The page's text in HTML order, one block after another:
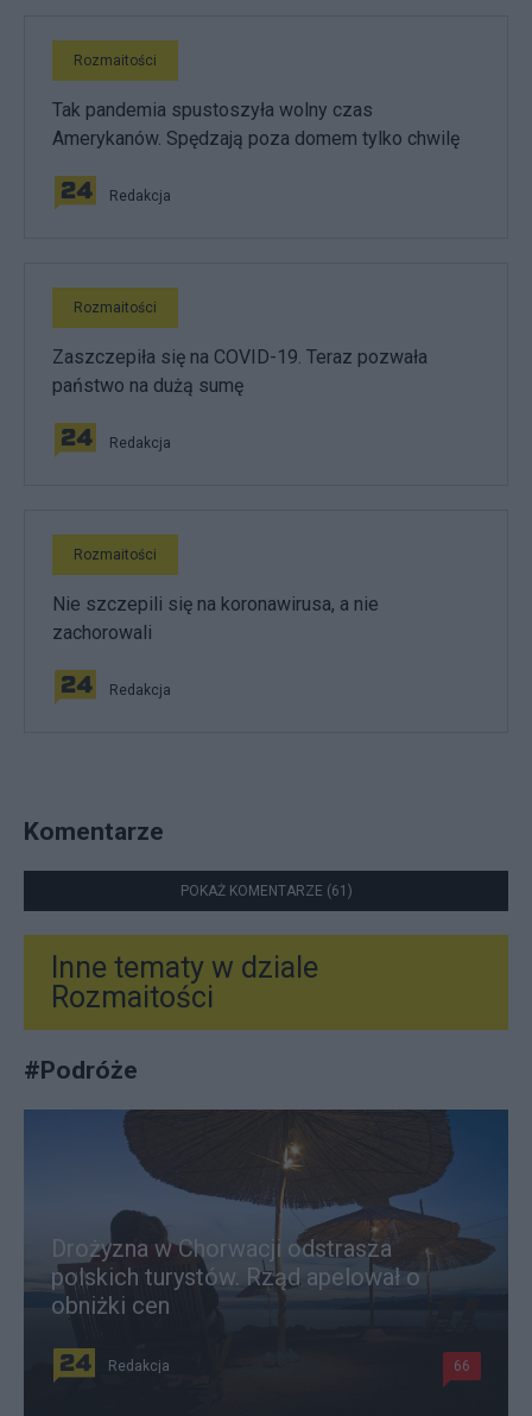
Rozmaitości
Tak pandemia spustoszyła wolny czas
Amerykanów. Spędzają poza domem tylko chwilę
Redakcja
Rozmaitości
Zaszczepiła się na COVID-19. Teraz pozwała
państwo na dużą sumę
Redakcja
Rozmaitości
Nie szczepili się na koronawirusa, a nie
zachorowali
Redakcja
Komentarze
POKAŻ KOMENTARZE (61)
Inne tematy w dziale
Rozmaitości
#Podróże
Drożyzna w Chorwacji odstrasza
polskich turystów. Rząd apelował o
obniżki cen
Redakcja 66